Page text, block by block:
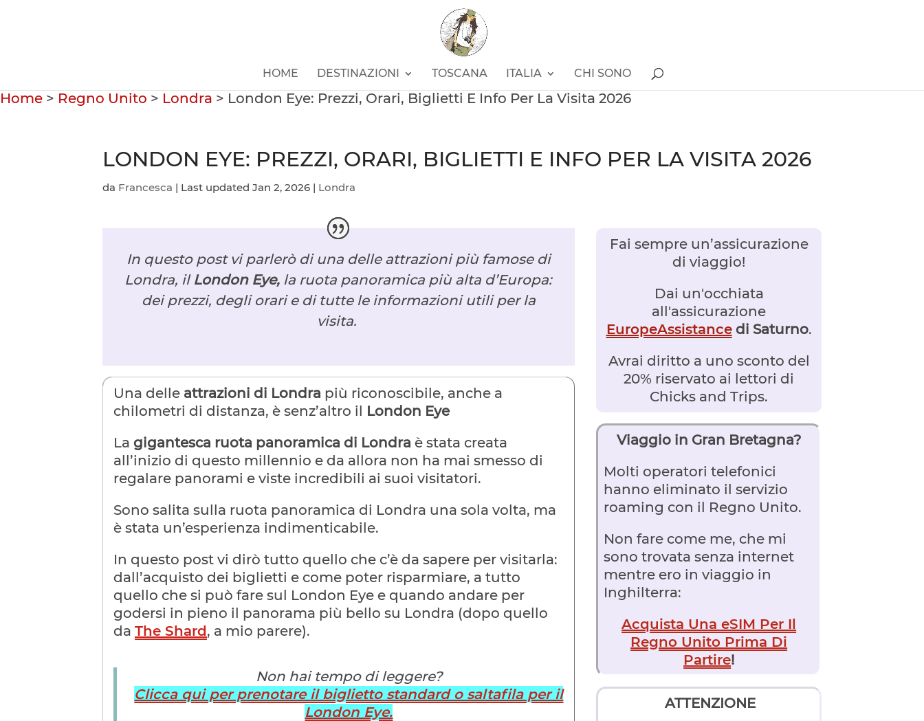
HOME DESTINAZIONI TOSCANA ITALIA CHI SONO
Home > Regno Unito > Londra > London Eye: Prezzi, Orari, Biglietti E Info Per La Visita 2026
LONDON EYE: PREZZI, ORARI, BIGLIETTI E INFO PER LA VISITA 2026
da Francesca | Last updated Jan 2, 2026 | Londra
In questo post vi parlerò di una delle attrazioni più famose di
Londra, il London Eye, la ruota panoramica più alta d’Europa:
dei prezzi, degli orari e di tutte le informazioni utili per la
visita.
Una delle attrazioni di Londra più riconoscibile, anche a
chilometri di distanza, è senz’altro il London Eye
La gigantesca ruota panoramica di Londra è stata creata
all’inizio di questo millennio e da allora non ha mai smesso di
regalare panorami e viste incredibili ai suoi visitatori.
Sono salita sulla ruota panoramica di Londra una sola volta, ma
è stata un’esperienza indimenticabile.
In questo post vi dirò tutto quello che c’è da sapere per visitarla:
dall’acquisto dei biglietti e come poter risparmiare, a tutto
quello che si può fare sul London Eye e quando andare per
godersi in pieno il panorama più bello su Londra (dopo quello
da The Shard, a mio parere).
Non hai tempo di leggere?
Clicca qui per prenotare il biglietto standard o saltafila per il
London Eye.
Fai sempre un’assicurazione
di viaggio!
Dai un'occhiata
all'assicurazione
EuropeAssistancedi Saturno.
Avrai diritto a uno sconto del
20% riservato ai lettori di
Chicks and Trips.
Viaggio in Gran Bretagna?
Molti operatori telefonici
hanno eliminato il servizio
roaming con il Regno Unito.
Non fare come me, che mi
sono trovata senza internet
mentre ero in viaggio in
Inghilterra:
Acquista Una eSIM Per Il
Regno Unito Prima Di
Partire!
ATTENZIONE